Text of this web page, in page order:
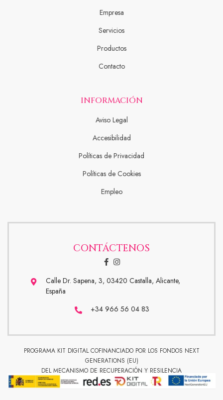
Empresa
Servicios
Productos
Contacto
INFORMACIÓN
Aviso Legal
Accesibilidad
Políticas de Privacidad
Políticas de Cookies
Empleo
CONTÁCTENOS
Calle Dr. Sapena, 3, 03420 Castalla, Alicante,
España
+34 966 56 04 83
PROGRAMA KIT DIGITAL COFINANCIADO POR LOS FONDOS NEXT
GENERATIONS (EU)
DEL MECANISMO DE RECUPERACIÓN Y RESILENCIA